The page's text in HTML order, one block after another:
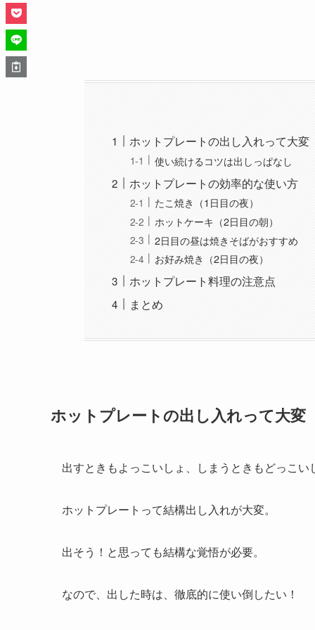
ホットプレートの出し入れって大変
使い続けるコツは出しっぱなし
ホットプレートの効率的な使い方
たこ焼き（1日目の夜）
ホットケーキ（2日目の朝）
2日目の昼は焼きそばがおすすめ
お好み焼き（2日目の夜）
ホットプレート料理の注意点
まとめ
ホットプレートの出し入れって大変
出すときもよっこいしょ、しまうときもどっこい
ホットプレートって結構出し入れが大変。
出そう！と思っても結構な覚悟が必要。
なので、出した時は、徹底的に使い倒したい！